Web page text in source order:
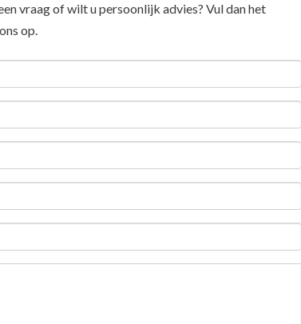
vraag of wilt u persoonlijk advies? Vul dan het
op.